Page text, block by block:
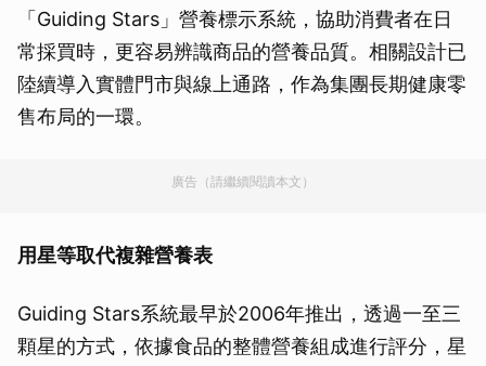
「Guiding Stars」營養標示系統，協助消費者在日
常採買時，更容易辨識商品的營養品質。相關設計已
陸續導入實體門市與線上通路，作為集團長期健康零
售布局的一環。
廣告（請繼續閱讀本文）
用星等取代複雜營養表
Guiding Stars系統最早於2006年推出，透過一至三
顆星的方式，依據食品的整體營養組成進行評分，星